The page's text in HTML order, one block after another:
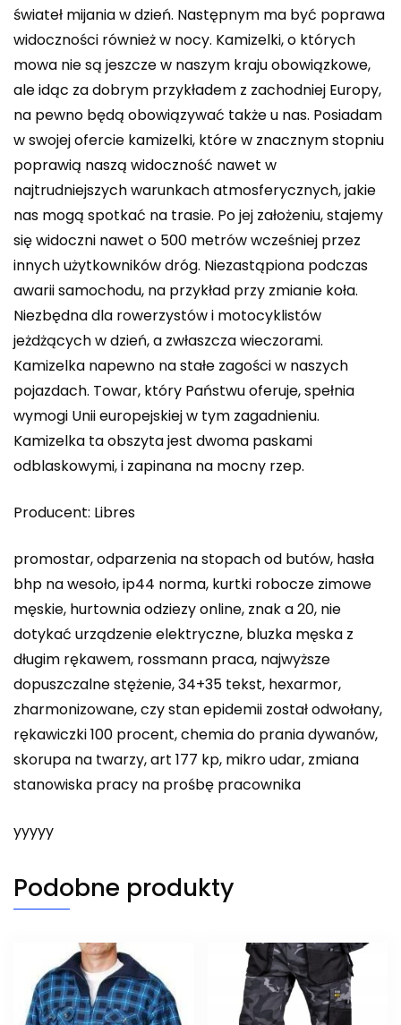
świateł mijania w dzień. Następnym ma być poprawa
widoczności również w nocy. Kamizelki, o których
mowa nie są jeszcze w naszym kraju obowiązkowe,
ale idąc za dobrym przykładem z zachodniej Europy,
na pewno będą obowiązywać także u nas. Posiadam
w swojej ofercie kamizelki, które w znacznym stopniu
poprawią naszą widoczność nawet w
najtrudniejszych warunkach atmosferycznych, jakie
nas mogą spotkać na trasie. Po jej założeniu, stajemy
się widoczni nawet o 500 metrów wcześniej przez
innych użytkowników dróg. Niezastąpiona podczas
awarii samochodu, na przykład przy zmianie koła.
Niezbędna dla rowerzystów i motocyklistów
jeżdżących w dzień, a zwłaszcza wieczorami.
Kamizelka napewno na stałe zagości w naszych
pojazdach. Towar, który Państwu oferuje, spełnia
wymogi Unii europejskiej w tym zagadnieniu.
Kamizelka ta obszyta jest dwoma paskami
odblaskowymi, i zapinana na mocny rzep.
Producent: Libres
promostar, odparzenia na stopach od butów, hasła
bhp na wesoło, ip44 norma, kurtki robocze zimowe
męskie, hurtownia odziezy online, znak a 20, nie
dotykać urządzenie elektryczne, bluzka męska z
długim rękawem, rossmann praca, najwyższe
dopuszczalne stężenie, 34+35 tekst, hexarmor,
zharmonizowane, czy stan epidemii został odwołany,
rękawiczki 100 procent, chemia do prania dywanów,
skorupa na twarzy, art 177 kp, mikro udar, zmiana
stanowiska pracy na prośbę pracownika
yyyyy
Podobne produkty